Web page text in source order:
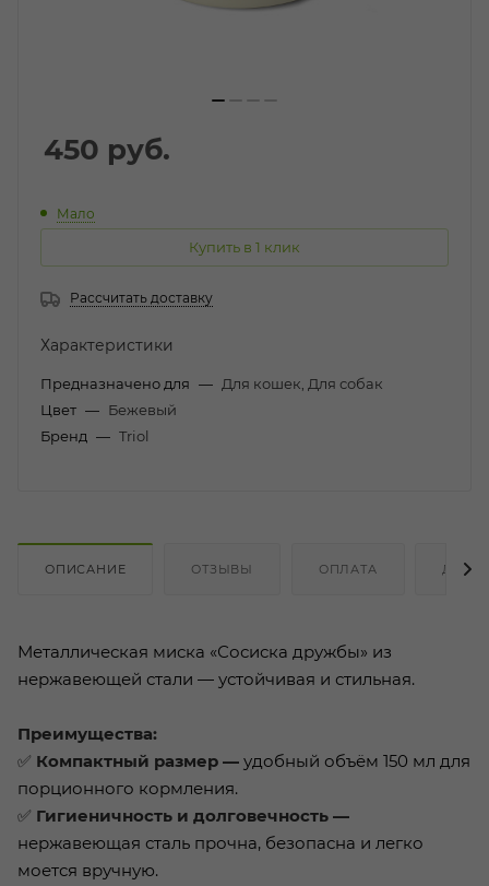
450 руб.
Мало
Купить в 1 клик
Рассчитать доставку
Характеристики
Предназначено для — Для кошек, Для собак
Цвет — Бежевый
Бренд — Triol
ОПИСАНИЕ ОТЗЫВЫ ОПЛАТА
Металлическая миска «Сосиска дружбы» из
нержавеющей стали — устойчивая и стильная.
Преимущества:
✅ Компактный размер — удобный объём 150 мл для
порционного кормления.
✅ Гигиеничность и долговечность —
нержавеющая сталь прочна, безопасна и легко
моется вручную.